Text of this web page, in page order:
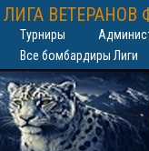
ЛИГА ВЕТЕРАНОВ
Турниры
Все бомбардиры Лиги